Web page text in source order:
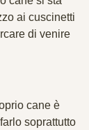
ai cuscinetti
di venire
cane è
soprattutto